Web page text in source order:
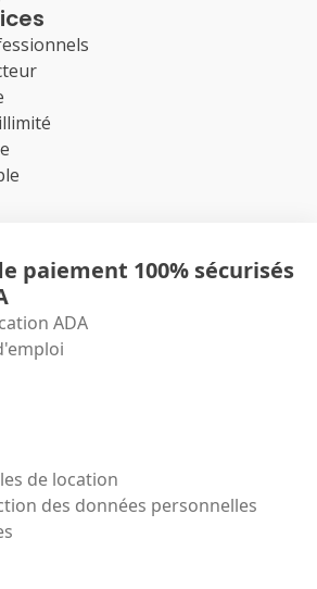
paiement 100% sécurisés
ADA
de location
des données personnelles